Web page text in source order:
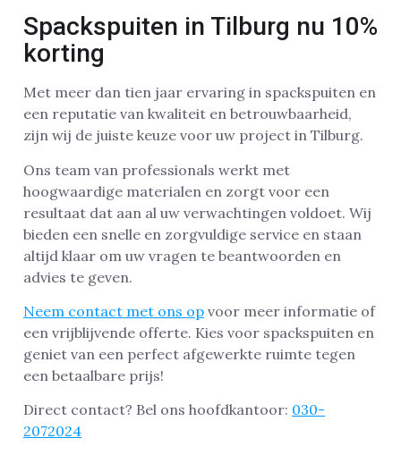
Spackspuiten in Tilburg nu 10%
korting
Met meer dan tien jaar ervaring in spackspuiten en
een reputatie van kwaliteit en betrouwbaarheid,
zijn wij de juiste keuze voor uw project in Tilburg.
Ons team van professionals werkt met
hoogwaardige materialen en zorgt voor een
resultaat dat aan al uw verwachtingen voldoet. Wij
bieden een snelle en zorgvuldige service en staan
altijd klaar om uw vragen te beantwoorden en
advies te geven.
Neem contact met ons op voor meer informatie of
een vrijblijvende offerte. Kies voor spackspuiten en
geniet van een perfect afgewerkte ruimte tegen
een betaalbare prijs!
Direct contact? Bel ons hoofdkantoor: 030-
2072024